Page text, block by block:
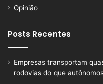
Opinião
Posts Recentes
Empresas transportam
rodovias do que